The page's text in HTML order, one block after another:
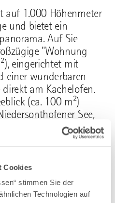
Cookies
stimmen Sie der
Technologien auf
auf 1.000 Höhenmeter
und bietet ein
Auf Sie
"Wohnung
eingerichtet mit
einer wunderbaren
am Kachelofen.
(ca. 100 m²)
See,